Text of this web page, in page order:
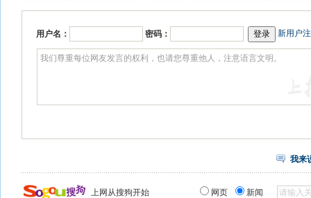
用户名： 密码： 新用户
我来
上网从搜狗开始 网页 新闻